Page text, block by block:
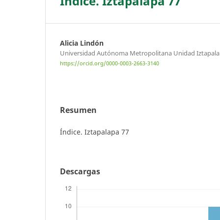
Alicia Lindón
Universidad Autónoma Metropolitana Unidad
https://orcid.org/0000-0003-2663-3140
Resumen
Índice. Iztapalapa 77
Descargas